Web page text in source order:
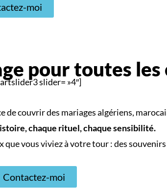
moi
pour toutes
slider= »4″]
de couvrir des mariages algériens,
chaque rituel, chaque sensibilité.
que vous viviez à votre tour : des
Contactez-moi